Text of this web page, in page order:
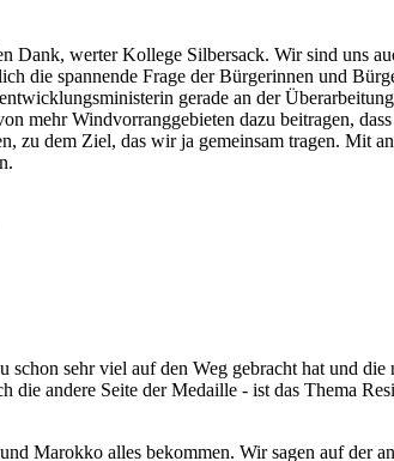
Dank, werter Kollege Silbersack. Wir sind uns
die spannende Frage der Bürgerinnen und
gerade an der
mehr Windvorranggebieten dazu beitragen,
zu dem Ziel, das wir ja gemeinsam tragen. Mit
schon sehr viel auf den Weg gebracht hat und
die andere Seite der Medaille - ist das Thema
Marokko alles bekommen. Wir sagen auf der